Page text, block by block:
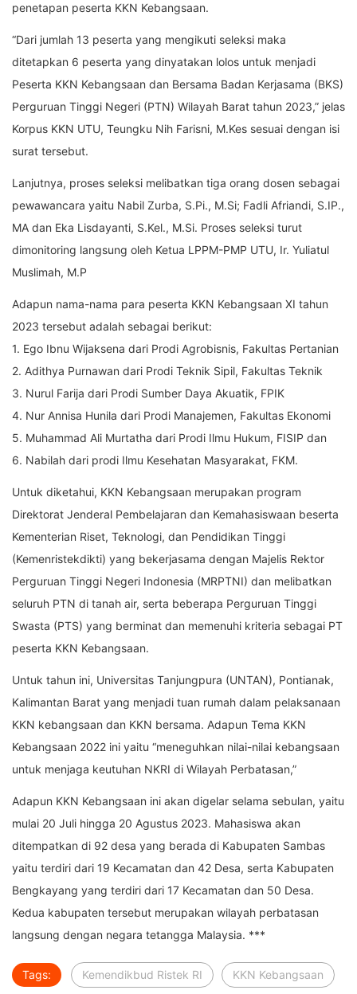
penetapan peserta KKN Kebangsaan.
“Dari jumlah 13 peserta yang mengikuti seleksi maka
ditetapkan 6 peserta yang dinyatakan lolos untuk menjadi
Peserta KKN Kebangsaan dan Bersama Badan Kerjasama (BKS)
Perguruan Tinggi Negeri (PTN) Wilayah Barat tahun 2023,” jelas
Korpus KKN UTU, Teungku Nih Farisni, M.Kes sesuai dengan isi
surat tersebut.
Lanjutnya, proses seleksi melibatkan tiga orang dosen sebagai
pewawancara yaitu Nabil Zurba, S.Pi., M.Si; Fadli Afriandi, S.IP.,
MA dan Eka Lisdayanti, S.Kel., M.Si. Proses seleksi turut
dimonitoring langsung oleh Ketua LPPM-PMP UTU, Ir. Yuliatul
Muslimah, M.P
Adapun nama-nama para peserta KKN Kebangsaan XI tahun
2023 tersebut adalah sebagai berikut:
1. Ego Ibnu Wijaksena dari Prodi Agrobisnis, Fakultas Pertanian
2. Adithya Purnawan dari Prodi Teknik Sipil, Fakultas Teknik
3. Nurul Farija dari Prodi Sumber Daya Akuatik, FPIK
4. Nur Annisa Hunila dari Prodi Manajemen, Fakultas Ekonomi
5. Muhammad Ali Murtatha dari Prodi Ilmu Hukum, FISIP dan
6. Nabilah dari prodi Ilmu Kesehatan Masyarakat, FKM.
Untuk diketahui, KKN Kebangsaan merupakan program
Direktorat Jenderal Pembelajaran dan Kemahasiswaan beserta
Kementerian Riset, Teknologi, dan Pendidikan Tinggi
(Kemenristekdikti) yang bekerjasama dengan Majelis Rektor
Perguruan Tinggi Negeri Indonesia (MRPTNI) dan melibatkan
seluruh PTN di tanah air, serta beberapa Perguruan Tinggi
Swasta (PTS) yang berminat dan memenuhi kriteria sebagai PT
peserta KKN Kebangsaan.
Untuk tahun ini, Universitas Tanjungpura (UNTAN), Pontianak,
Kalimantan Barat yang menjadi tuan rumah dalam pelaksanaan
KKN kebangsaan dan KKN bersama. Adapun Tema KKN
Kebangsaan 2022 ini yaitu “meneguhkan nilai-nilai kebangsaan
untuk menjaga keutuhan NKRI di Wilayah Perbatasan,”
Adapun KKN Kebangsaan ini akan digelar selama sebulan, yaitu
mulai 20 Juli hingga 20 Agustus 2023. Mahasiswa akan
ditempatkan di 92 desa yang berada di Kabupaten Sambas
yaitu terdiri dari 19 Kecamatan dan 42 Desa, serta Kabupaten
Bengkayang yang terdiri dari 17 Kecamatan dan 50 Desa.
Kedua kabupaten tersebut merupakan wilayah perbatasan
langsung dengan negara tetangga Malaysia. ***
Tags: Kemendikbud Ristek RI KKN Kebangsaan